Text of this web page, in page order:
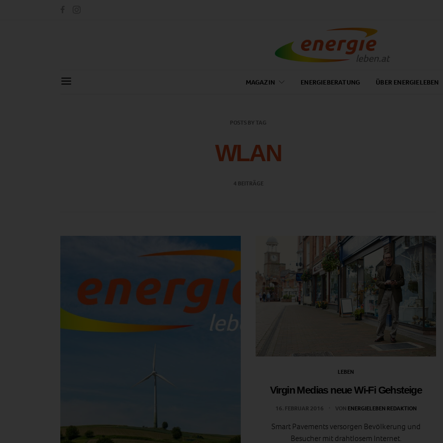
MAGAZIN ENERGIEBERATUNG ÜBER ENERGIELEBEN
POSTS BY TAG
WLAN
4 BEITRÄGE
LEBEN
Virgin Medias neue Wi-Fi Gehsteige
16. FEBRUAR 2016 VON ENERGIELEBEN REDAKTION
Smart Pavements versorgen Bevölkerung und
Besucher mit drahtlosem Internet.